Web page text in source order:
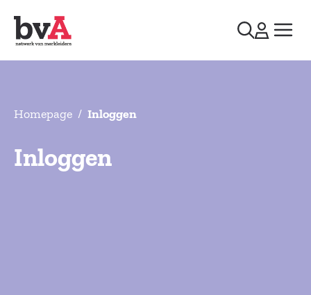
Homepage / Inloggen
Inloggen